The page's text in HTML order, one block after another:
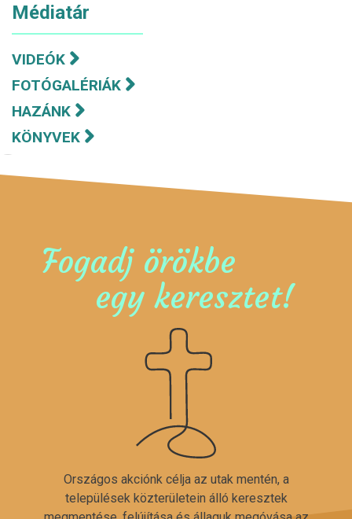
Médiatár
VIDEÓK
FOTÓGALÉRIÁK
HAZÁNK
KÖNYVEK
Fogadj örökbe
egy keresztet!
Országos akciónk célja az utak mentén, a
települések közterületein álló keresztek